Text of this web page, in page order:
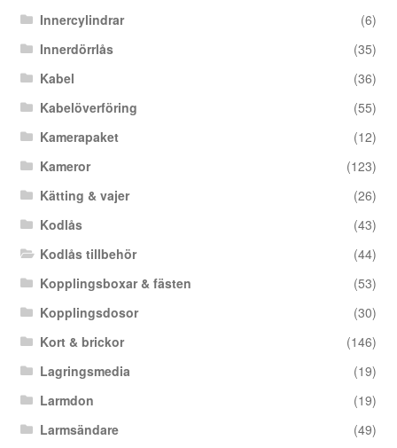
Innercylindrar
(6)
Innerdörrlås
(35)
Kabel
(36)
Kabelöverföring
(55)
Kamerapaket
(12)
Kameror
(123)
Kätting & vajer
(26)
Kodlås
(43)
Kodlås tillbehör
(44)
Kopplingsboxar & fästen
(53)
Kopplingsdosor
(30)
Kort & brickor
(146)
Lagringsmedia
(19)
Larmdon
(19)
Larmsändare
(49)